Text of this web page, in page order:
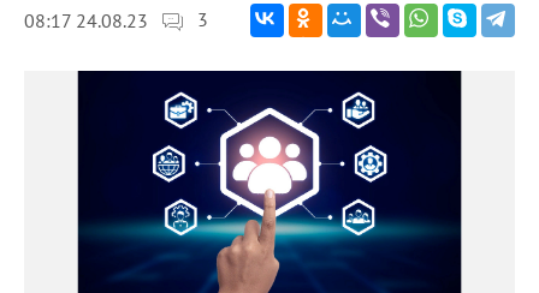
08:17 24.08.23 3